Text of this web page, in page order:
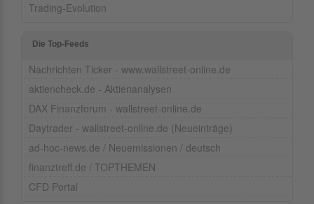
Trading-Evolution
Die Top-Feeds
Nachrichten Ticker - www.wallstreet-online.de
aktiencheck.de - Aktienanalysen
DAX Finanzforum - wallstreet-online.de
Daytrader - wallstreet-online.de (Neueinträge)
ad-hoc-news.de / Neuemissionen / deutsch
finanztreff.de / TOPTHEMEN
CFD Portal